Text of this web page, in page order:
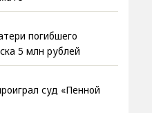
погибшего
5 млн рублей
суд «Пенной